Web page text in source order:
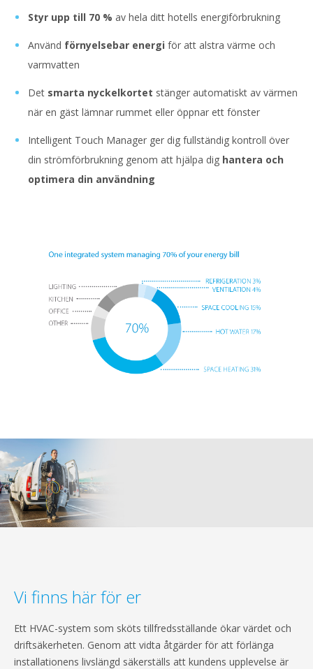
Styr upp till 70 % av hela ditt hotells energiförbrukning
Använd förnyelsebar energi för att alstra värme och
varmvatten
Det smarta nyckelkortet stänger automatiskt av värmen
när en gäst lämnar rummet eller öppnar ett fönster
Intelligent Touch Manager ger dig fullständig kontroll över
din strömförbrukning genom att hjälpa dig hantera och
optimera din användning
Vi finns här för er
Ett HVAC-system som sköts tillfredsställande ökar värdet och
driftsäkerheten. Genom att vidta åtgärder för att förlänga
installationens livslängd säkerställs att kundens upplevelse är